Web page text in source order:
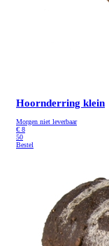
Hoornderring klein
Morgen niet leverbaar
€ 8
50
Bestel